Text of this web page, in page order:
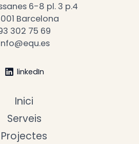
6-8 pl. 3 p.4
Barcelona
302 75 69
linkedIn
Inici
Serveis
Projectes